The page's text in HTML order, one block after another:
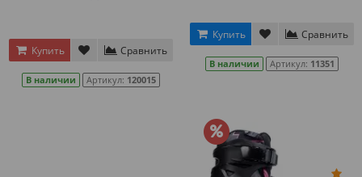
Купить Сравнить
В наличии Артикул: 120015
Купить Сравнить
В наличии Артикул: 11351